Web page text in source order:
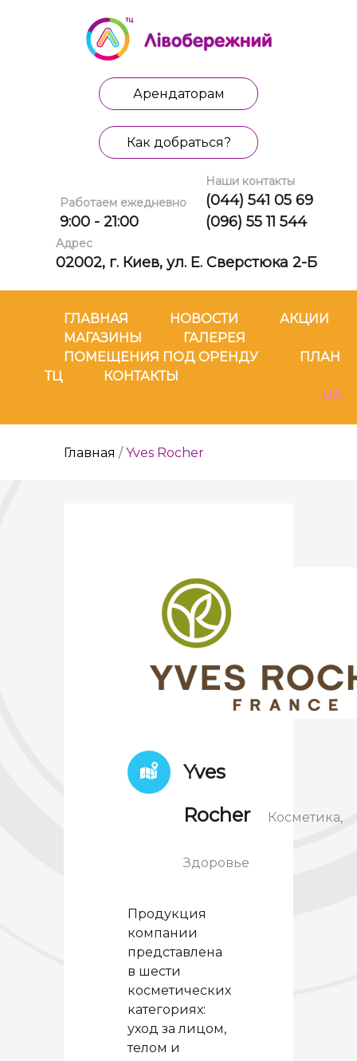
Арендаторам
Как добраться?
Работаем ежедневно
9:00 - 21:00
Наши контакты
(044) 541 05 69
(096) 55 11 544
Адрес
02002, г. Киев, ул. Е. Сверстюка 2-Б
ГЛАВНАЯ НОВОСТИ
АКЦИИ
МАГАЗИНЫ
ГАЛЕРЕЯ
ПОМЕЩЕНИЯ ПОД ОРЕНДУ
ПЛАН
ТЦ
КОНТАКТЫ
UA
Главная /Yves Rocher
Yves
Rocher
Косметика,
Здоровье
Продукция
компании
представлена
в шести
косметических
категориях:
уход за лицом,
телом и